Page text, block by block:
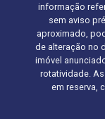
informação
sem aviso
aproximado,
de alteração no
imóvel
rotatividade.
em reserva,